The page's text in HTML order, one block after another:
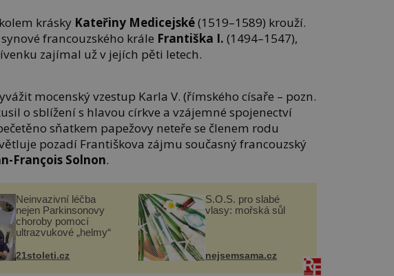
krásky Kateřiny Medicejské(1519–1589) krouží.
francouzského krále Františka I. (1494–1547),
zajímal už v jejích pěti letech.
mocenský vzestup Karla V. (římského císaře – pozn.
o sblížení s hlavou církve a vzájemné spojenectví
sňatkem papežovy neteře se členem rodu
pozadí Františkova zájmu současný francouzský
François Solnon.
Neinvazivní léčba
nejen Parkinsonovy
choroby pomocí
ultrazvukové „helmy“
21stoleti.cz
S.O.S. pro slabé
vlasy: mořská sůl
nejsemsama.cz